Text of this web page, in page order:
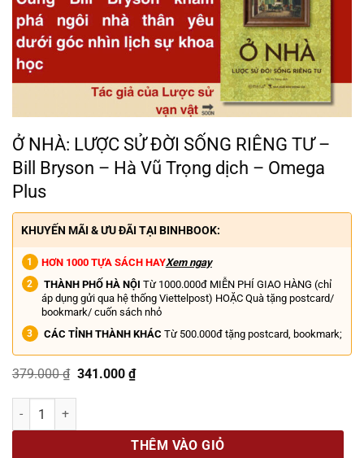
Ở NHÀ: LƯỢC SỬ ĐỜI SỐNG RIÊNG TƯ –
Bill Bryson – Hà Vũ Trọng dịch – Omega
Plus
KHUYẾN MÃI & ƯU ĐÃI TẠI BINHBOOK:
HƠN 1000 TỰA SÁCH HAYXem ngay
THÀNH PHỐ HÀ NỘI Từ 1000.000đ MIỄN PHÍ GIAO HÀNG (chỉ
áp dụng gửi qua hệ thống Viettelpost) HOẶC Quà tặng postcard/
bookmark/ cuốn sách nhỏ
CÁC TỈNH THÀNH KHÁC Từ 500.000đ tặng postcard, bookmark;
379.000₫ Giá
là:
341.000 ₫Giá
Ở NHÀ: LƯỢC SỬ ĐỜI SỐNG RIÊNG TƯ - Bill Bryson - Hà Vũ Trọng
THÊM VÀO GIỎ